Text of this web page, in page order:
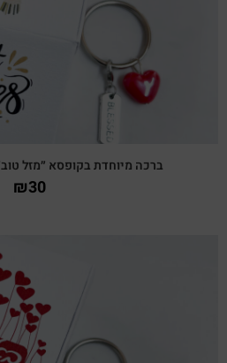
ברכה מיוחדת בקופסא ״מזל
₪30